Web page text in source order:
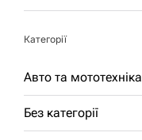
Категорії
Авто та мототехніка
Без категорії